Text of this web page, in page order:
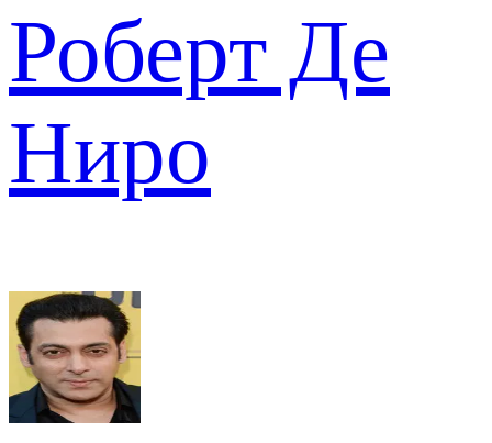
Роберт Де
Ниро